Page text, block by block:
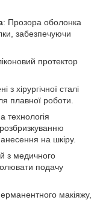
: Прозора оболонка
забезпечуючи
протектор
з хірургічної сталі
плавної роботи.
технологія
розбризкуванню
на шкіру.
з медичного
подачу
макіяжу,